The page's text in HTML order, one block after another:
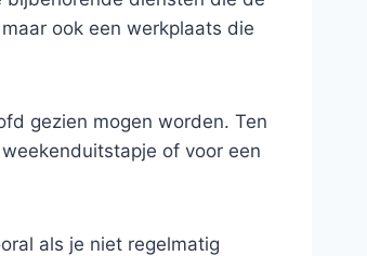
ook een werkplaats die
gezien mogen worden. Ten
of voor een
als je niet regelmatig